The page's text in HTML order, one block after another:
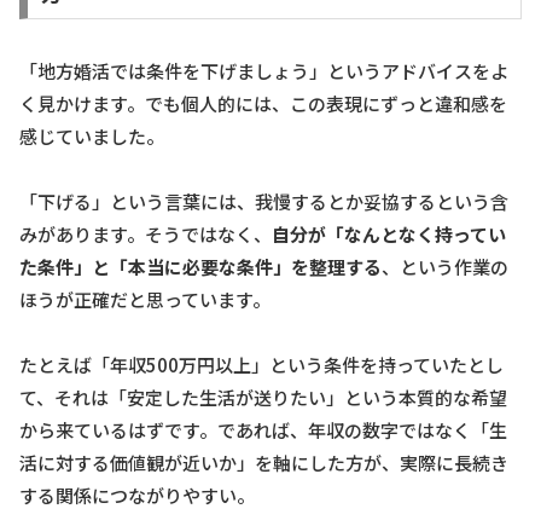
「地方婚活では条件を下げましょう」というアドバイスをよ
く見かけます。でも個人的には、この表現にずっと違和感を
感じていました。
「下げる」という言葉には、我慢するとか妥協するという含
みがあります。そうではなく、 自分が「なんとなく持ってい
た条件」と「本当に必要な条件」を整理する、という作業の
ほうが正確だと思っています。
たとえば「年収500万円以上」という条件を持っていたとし
て、それは「安定した生活が送りたい」という本質的な希望
から来ているはずです。であれば、年収の数字ではなく「生
活に対する価値観が近いか」を軸にした方が、実際に長続き
する関係につながりやすい。